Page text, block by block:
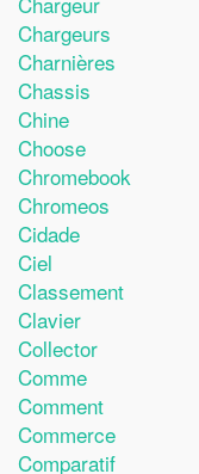
Chargeurs
Charnières
Chassis
Chine
Choose
Chromebook
Chromeos
Cidade
Ciel
Classement
Clavier
Collector
Comme
Comment
Commerce
Comparatif